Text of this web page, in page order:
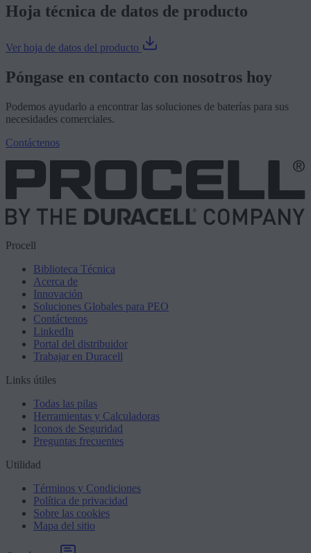
Hoja técnica de datos de producto
Ver hoja de datos del producto
Póngase en contacto con nosotros hoy
Podemos ayudarlo a encontrar las soluciones de baterías para sus
necesidades comerciales.
Contáctenos
Procell
Biblioteca Técnica
Acerca de
Innovación
Soluciones Globales para PEO
Contáctenos
LinkedIn
Portal del distribuidor
Trabajar en Duracell
Links útiles
Todas las pilas
Herramientas y Calculadoras
Iconos de Seguridad
Preguntas frecuentes
Utilidad
Términos y Condiciones
Política de privacidad
Sobre las cookies
Mapa del sitio